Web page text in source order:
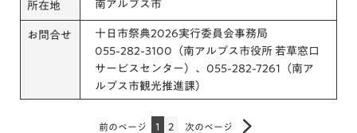
所在地 南アルプス市
お問合せ
十日市祭典2026実行委員会事務局
055-282-3100（南アルプス市役所 若草窓口
サービスセンター）、055-282-7261（南ア
ルプス市観光推進課）
前のページ 1 2 次のページ